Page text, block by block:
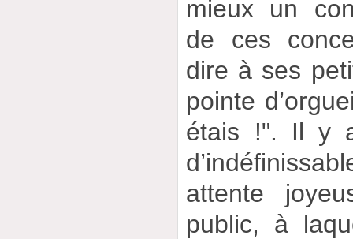
mieux un
de ces
dire à ses
pointe
étais !". Il y
attente
public, à